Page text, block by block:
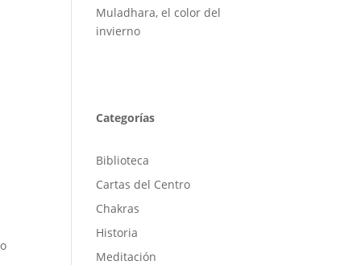
Muladhara, el color del
invierno
Categorías
Biblioteca
Cartas del Centro
Chakras
Historia
Meditación